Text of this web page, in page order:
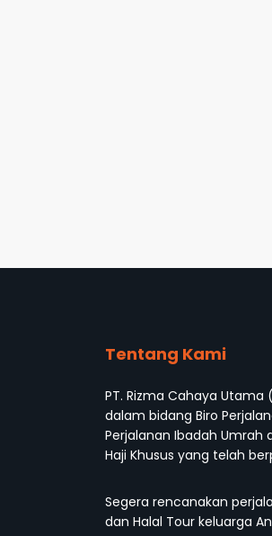
Tentang Kami
PT. Rizma Cahaya
dalam bidang Biro
Perjalanan Ibadah Umrah
Haji Khusus yang telah
Segera rencanakan
dan Halal Tour keluarga